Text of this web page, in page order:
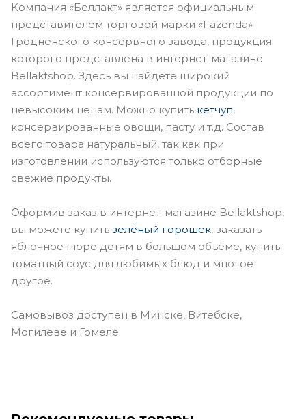
Компания «Беллакт» является официальным
представителем торговой марки «Fazenda»
Гродненского консервного завода, продукция
которого представлена в интернет-магазине
Bellaktshop. Здесь вы найдете широкий
ассортимент консервированной продукции по
невысоким ценам. Можно купить кетчуп,
консервированные овощи, пасту и т.д. Состав
всего товара натуральный, так как при
изготовлении используются только отборные
свежие продукты.
Оформив заказ в интернет-магазине Bellaktshop,
вы можете купить зелёный горошек, заказать
яблочное пюре детям в большом объёме, купить
томатный соус для любимых блюд и многое
другое.
Самовывоз доступен в Минске, Витебске,
Могилеве и Гомеле.